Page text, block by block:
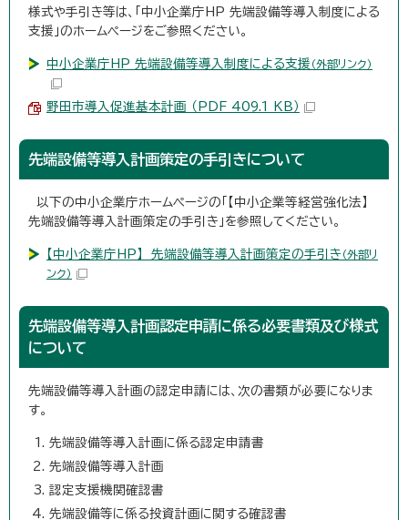
様式や手引き等は、「中小企業庁HP 先端設備等導入制度による
支援」のホームページをご参照ください。
中小企業庁HP 先端設備等導入制度による支援 （外部リンク）
野田市導入促進基本計画 （PDF 409.1 KB）
先端設備等導入計画策定の手引きについて
以下の中小企業庁ホームページの「【中小企業等経営強化法】
先端設備等導入計画策定の手引き」を参照してください。
【中小企業庁HP】 先端設備等導入計画策定の手引き （外部リ
ンク）
先端設備等導入計画認定申請に係る必要書類及び様式
について
先端設備等導入計画の認定申請には、次の書類が必要になりま
す。
先端設備等導入計画に係る認定申請書
先端設備等導入計画
認定支援機関確認書
先端設備等に係る投資計画に関する確認書